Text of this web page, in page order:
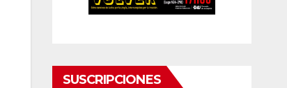
SUSCRIPCIONES